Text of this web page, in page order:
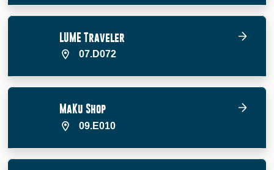
LUME Traveler
07.D072
MaKu Shop
09.E010